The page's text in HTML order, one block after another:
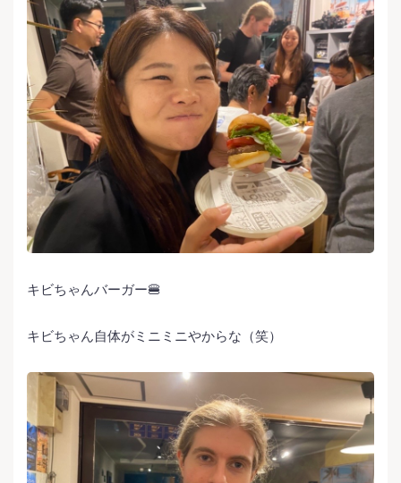
キビちゃんバーガー🍔
キビちゃん自体がミニミニやからな（笑）